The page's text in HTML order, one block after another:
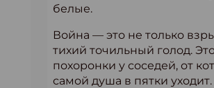
белые.
Война — это не только
тихий точильный голод.
похоронки у соседей, от
самой душа в пятки уходит.